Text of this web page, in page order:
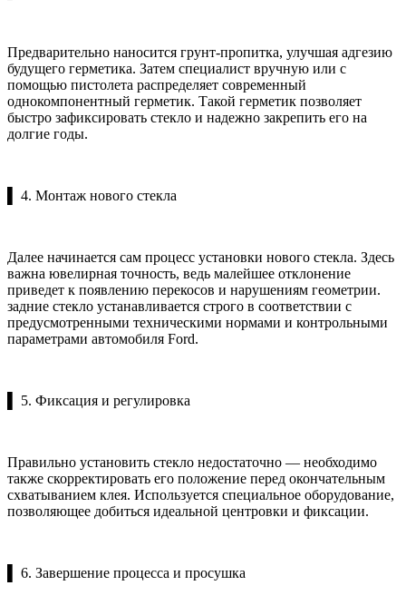
Предварительно наносится грунт-пропитка, улучшая адгезию
будущего герметика. Затем специалист вручную или с
помощью пистолета распределяет современный
однокомпонентный герметик. Такой герметик позволяет
быстро зафиксировать стекло и надежно закрепить его на
долгие годы.
▌ 4. Монтаж нового стекла
Далее начинается сам процесс установки нового стекла. Здесь
важна ювелирная точность, ведь малейшее отклонение
приведет к появлению перекосов и нарушениям геометрии.
задние стекло устанавливается строго в соответствии с
предусмотренными техническими нормами и контрольными
параметрами автомобиля Ford.
▌ 5. Фиксация и регулировка
Правильно установить стекло недостаточно — необходимо
также скорректировать его положение перед окончательным
схватыванием клея. Используется специальное оборудование,
позволяющее добиться идеальной центровки и фиксации.
▌ 6. Завершение процесса и просушка